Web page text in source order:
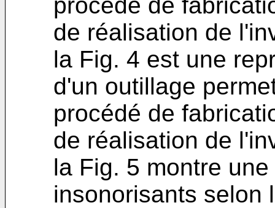
de réalisation de
la Fig. 4 est une
d'un outillage
procédé de
de réalisation de
la Fig. 5 montre
insonorisants selon